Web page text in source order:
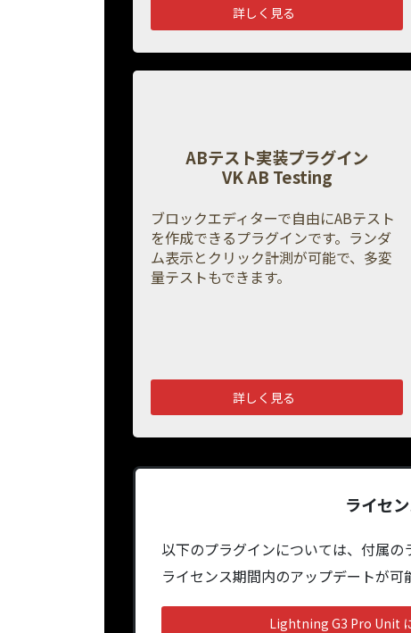
詳しく見る
ABテスト実装プラグイン
VK AB Testing
ブロックエディターで自由にABテスト
を作成できるプラグインです。ランダ
ム表示とクリック計測が可能で、多変
量テストもできます。
詳しく見る
ライセ
以下のプラグインについては、付属の
ライセンス期間内のアップデートが可
Lightning G3 Pro Unit